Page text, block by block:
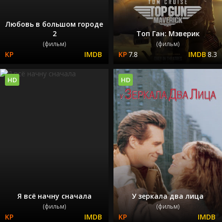
Любовь в большом городе
2
(фильм)
Топ Ган: Мэверик
(фильм)
7.8 8.3
Я всё начну сначала
(фильм)
HD
У зеркала два лица
(фильм)
HD